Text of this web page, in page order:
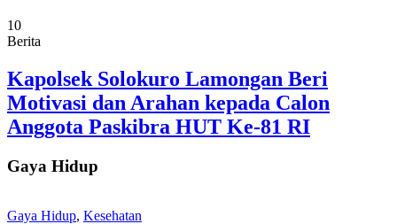
10
Berita
Kapolsek Solokuro Lamongan Beri
Motivasi dan Arahan kepada Calon
Anggota Paskibra HUT Ke-81 RI
Gaya Hidup
Gaya Hidup, Kesehatan